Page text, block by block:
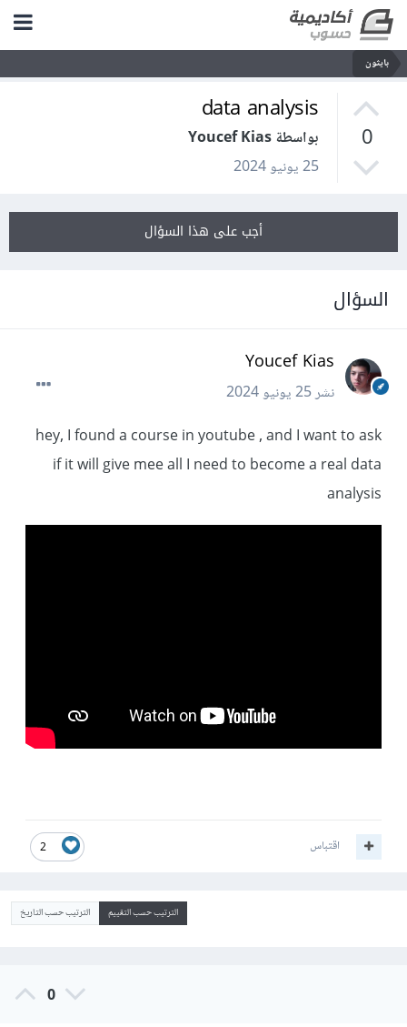
بايثون
0
data analysis
بواسطة Youcef Kias
25 يونيو 2024
أجب على هذا السؤال
السؤال
Youcef Kias
نشر25 يونيو 2024
hey, I found a course in youtube , and I want to ask
if it will give mee all I need to become a real data
analysis
2 اقتباس
الترتيب حسب التقييم الترتيب حسب التاريخ
0